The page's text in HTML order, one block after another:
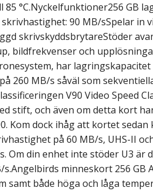
°C.Nyckelfunktioner256 GB
90 MB/sSpelar in
skrivskyddsbrytareStöder
bildfrekvenser och
har
260 MB/s såväl som
V90 Video Speed
stift, och även om detta kort
Kom dock ihåg att kortet
på 60 MB/s, UHS-II
Om din enhet inte stöder U3
minneskort 256 GB
både höga och låga